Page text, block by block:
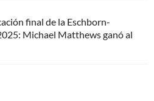
final de la Eschborn-
Michael Matthews ganó al